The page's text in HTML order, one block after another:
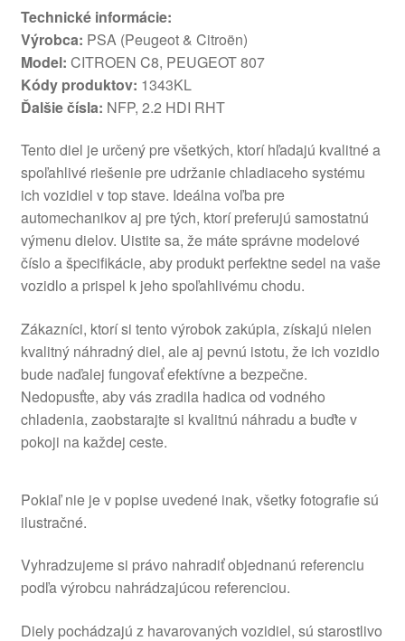
Technické informácie:
Výrobca: PSA (Peugeot & Citroën)
Model: CITROEN C8, PEUGEOT 807
Kódy produktov: 1343KL
Ďalšie čísla: NFP, 2.2 HDI RHT
Tento diel je určený pre všetkých, ktorí hľadajú kvalitné a
spoľahlivé riešenie pre udržanie chladiaceho systému
ich vozidiel v top stave. Ideálna voľba pre
automechanikov aj pre tých, ktorí preferujú samostatnú
výmenu dielov. Uistite sa, že máte správne modelové
číslo a špecifikácie, aby produkt perfektne sedel na vaše
vozidlo a prispel k jeho spoľahlivému chodu.
Zákazníci, ktorí si tento výrobok zakúpia, získajú nielen
kvalitný náhradný diel, ale aj pevnú istotu, že ich vozidlo
bude naďalej fungovať efektívne a bezpečne.
Nedopusťte, aby vás zradila hadica od vodného
chladenia, zaobstarajte si kvalitnú náhradu a buďte v
pokoji na každej ceste.
Pokiaľ nie je v popise uvedené inak, všetky fotografie sú
ilustračné.
Vyhradzujeme si právo nahradiť objednanú referenciu
podľa výrobcu nahrádzajúcou referenciou.
Diely pochádzajú z havarovaných vozidiel, sú starostlivo